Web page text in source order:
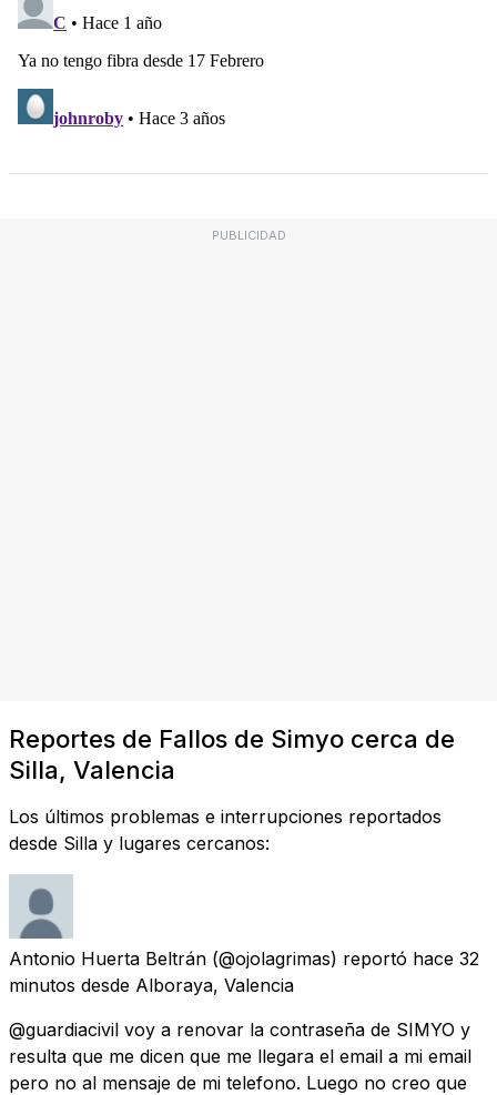
PUBLICIDAD
Reportes de Fallos de Simyo cerca de
Silla, Valencia
Los últimos problemas e interrupciones reportados
desde Silla y lugares cercanos:
Antonio Huerta Beltrán (@ojolagrimas) reportó hace 32
minutos desde Alboraya, Valencia
@guardiacivil voy a renovar la contraseña de SIMYO y
resulta que me dicen que me llegara el email a mi email
pero no al mensaje de mi telefono. Luego no creo que